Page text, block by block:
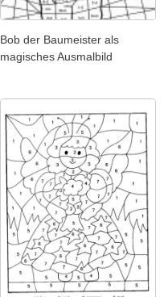
Bob der Baumeister als
magisches Ausmalbild